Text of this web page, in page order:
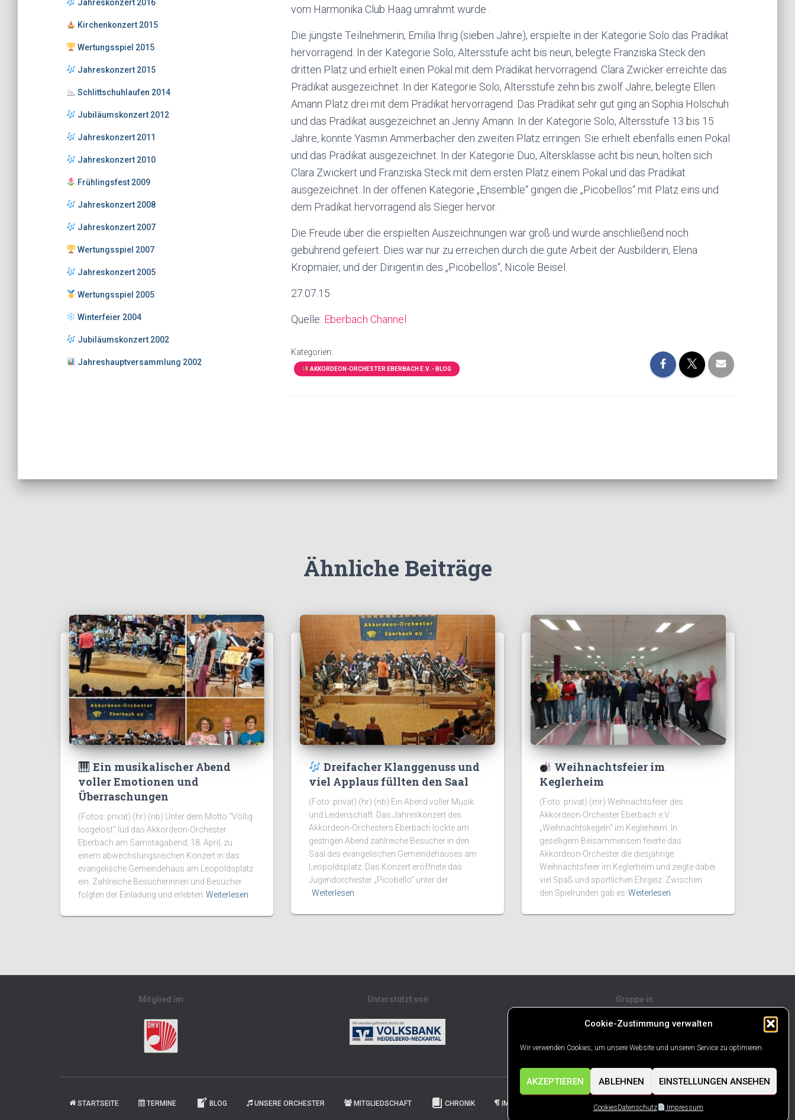
Cookie-Zustimmung verwalten
Wir verwenden Cookies, um unsere Website und unseren Service zu optimieren.
AKZEPTIEREN ABLEHNEN EINSTELLUNGEN ANSEHEN
CookiesDatenschutz Impressum
Jahreskonzert 2016
Kirchenkonzert 2015
Wertungsspiel 2015
Jahreskonzert 2015
Schlittschuhlaufen 2014
Jubiläumskonzert 2012
Jahreskonzert 2011
Jahreskonzert 2010
Frühlingsfest 2009
Jahreskonzert 2008
Jahreskonzert 2007
Wertungsspiel 2007
Jahreskonzert 2005
Wertungsspiel 2005
Winterfeier 2004
Jubiläumskonzert 2002
Jahreshauptversammlung 2002
vom Harmonika Club Haag umrahmt wurde .
Die jüngste Teilnehmerin, Emilia Ihrig (sieben Jahre), erspielte in der Kategorie Solo das Prädikat
hervorragend. In der Kategorie Solo, Altersstufe acht bis neun, belegte Franziska Steck den
dritten Platz und erhielt einen Pokal mit dem Prädikat hervorragend. Clara Zwicker erreichte das
Prädikat ausgezeichnet. In der Kategorie Solo, Altersstufe zehn bis zwölf Jahre, belegte Ellen
Amann Platz drei mit dem Prädikat hervorragend. Das Prädikat sehr gut ging an Sophia Holschuh
und das Prädikat ausgezeichnet an Jenny Amann. In der Kategorie Solo, Altersstufe 13 bis 15
Jahre, konnte Yasmin Ammerbacher den zweiten Platz erringen. Sie erhielt ebenfalls einen Pokal
und das Prädikat ausgezeichnet. In der Kategorie Duo, Altersklasse acht bis neun, holten sich
Clara Zwickert und Franziska Steck mit dem ersten Platz einem Pokal und das Prädikat
ausgezeichnet. In der offenen Kategorie „Ensemble“ gingen die „Picobellos“ mit Platz eins und
dem Prädikat hervorragend als Sieger hervor.
Die Freude über die erspielten Auszeichnungen war groß und wurde anschließend noch
gebührend gefeiert. Dies war nur zu erreichen durch die gute Arbeit der Ausbilderin, Elena
Kropmaier, und der Dirigentin des „Picobellos“, Nicole Beisel.
27.07.15
Quelle: Eberbach Channel
Kategorien:
AKKORDEON-ORCHESTER EBERBACH E.V. - BLOG
Ähnliche Beiträge
Ein musikalischer Abend
voller Emotionen und
Überraschungen
(Fotos: privat) (hr) (nb) Unter dem Motto “Völlig
losgelöst“ lud das Akkordeon-Orchester
Eberbach am Samstagabend, 18. April, zu
einem abwechslungsreichen Konzert in das
evangelische Gemeindehaus am Leopoldsplatz
ein. Zahlreiche Besucherinnen und Besucher
folgten der Einladung und erlebten Weiterlesen
Dreifacher Klanggenuss und
viel Applaus füllten den Saal
(Foto: privat) (hr) (nb) Ein Abend voller Musik
und Leidenschaft: Das Jahreskonzert des
Akkordeon-Orchesters Eberbach lockte am
gestrigen Abend zahlreiche Besucher in den
Saal des evangelischen Gemeindehauses am
Leopoldsplatz. Das Konzert eröffnete das
Jugendorchester „Picobello“ unter der
Weiterlesen
Weihnachtsfeier im
Keglerheim
(Foto: privat) (mr) Weihnachtsfeier des
Akkordeon-Orchester Eberbach e.V.:
„Weihnachtskegeln“ im Keglerheim. In
geselligem Beisammensein feierte das
Akkordeon-Orchester die diesjährige
Weihnachtsfeier im Keglerheim und zeigte dabei
viel Spaß und sportlichen Ehrgeiz. Zwischen
den Spielrunden gab es Weiterlesen
Mitglied im Unterstützt von Gruppe in
STARTSEITE TERMINE BLOG UNSERE ORCHESTER MITGLIEDSCHAFT CHRONIK IMPRESSUM